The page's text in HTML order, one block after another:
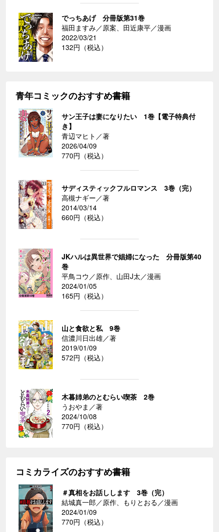
でっちあげ 分冊版第31巻
福田ますみ／原案、田近康平／漫画
2022/03/21
132円（税込）
青年コミックのおすすめ書籍
サン王子は妻になりたい 1巻【電子特典付
き】
青辺マヒト／著
2026/04/09
770円（税込）
サディスティックフルロマンス 3巻（完）
高槻ナギー／著
2014/03/14
660円（税込）
JKハルは異世界で娼婦になった 分冊版第40
巻
平鳥コウ／原作、山田J太／漫画
2024/01/05
165円（税込）
山と食欲と私 9巻
信濃川日出雄／著
2019/01/09
572円（税込）
木暮姉弟のとむらい喫茶 2巻
うおやま／著
2024/10/08
770円（税込）
コミカライズのおすすめ書籍
＃真相をお話しします 3巻（完）
結城真一郎／原作、もりとおる／漫画
2024/01/09
770円（税込）